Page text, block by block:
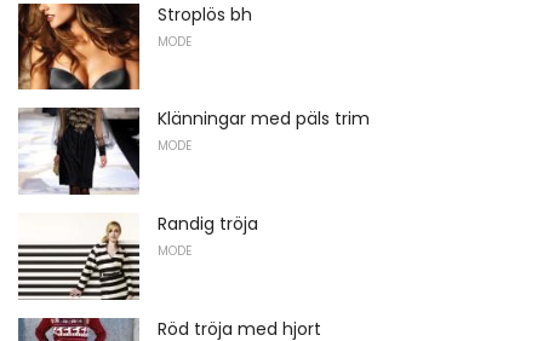
Stroplös bh
MODE
Klänningar med päls trim
MODE
Randig tröja
MODE
Röd tröja med hjort